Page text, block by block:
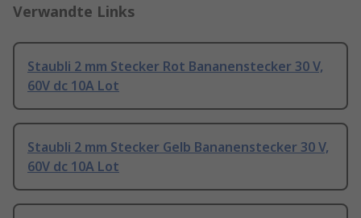
Verwandte Links
Staubli 2 mm Stecker Rot Bananenstecker 30 V,
60V dc 10A Lot
Staubli 2 mm Stecker Gelb Bananenstecker 30 V,
60V dc 10A Lot